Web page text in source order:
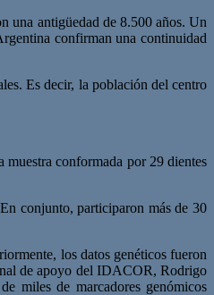
una antigüedad de 8.500 años. Un
confirman una continuidad
Es decir, la población del centro
conformada por 29 dientes
conjunto, participaron más de 30
los datos genéticos fueron
de apoyo del IDACOR, Rodrigo
miles de marcadores genómicos